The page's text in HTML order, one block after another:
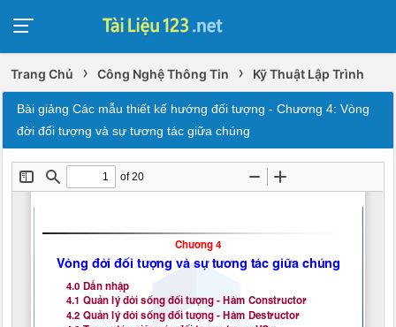
Trang Chủ › Công Nghệ Thông Tin › Kỹ Thuật Lập Trình
Bài giảng Các mẫu thiết kế hướng đối tượng - Chương 4: Vòng
đời đối tượng và sự tương tác giữa chúng